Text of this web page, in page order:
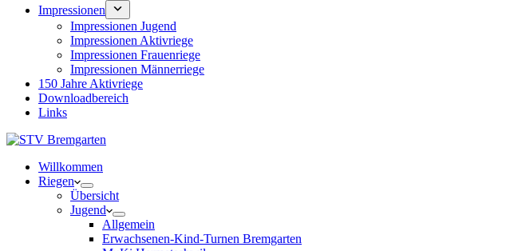
Impressionen
Impressionen Jugend
Impressionen Aktivriege
Impressionen Frauenriege
Impressionen Männerriege
150 Jahre Aktivriege
Downloadbereich
Links
Willkommen
Riegen
Übersicht
Jugend
Allgemein
Erwachsenen-Kind-Turnen Bremgarten